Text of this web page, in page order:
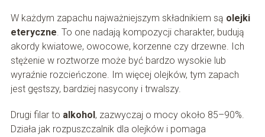
W każdym zapachu najważniejszym składnikiem są olejki
eteryczne. To one nadają kompozycji charakter, budują
akordy kwiatowe, owocowe, korzenne czy drzewne. Ich
stężenie w roztworze może być bardzo wysokie lub
wyraźnie rozcieńczone. Im więcej olejków, tym zapach
jest gęstszy, bardziej nasycony i trwalszy.
Drugi filar to alkohol, zazwyczaj o mocy około 85–90%.
Działa jak rozpuszczalnik dla olejków i pomaga